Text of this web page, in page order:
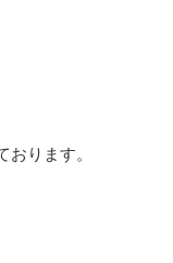
ります。